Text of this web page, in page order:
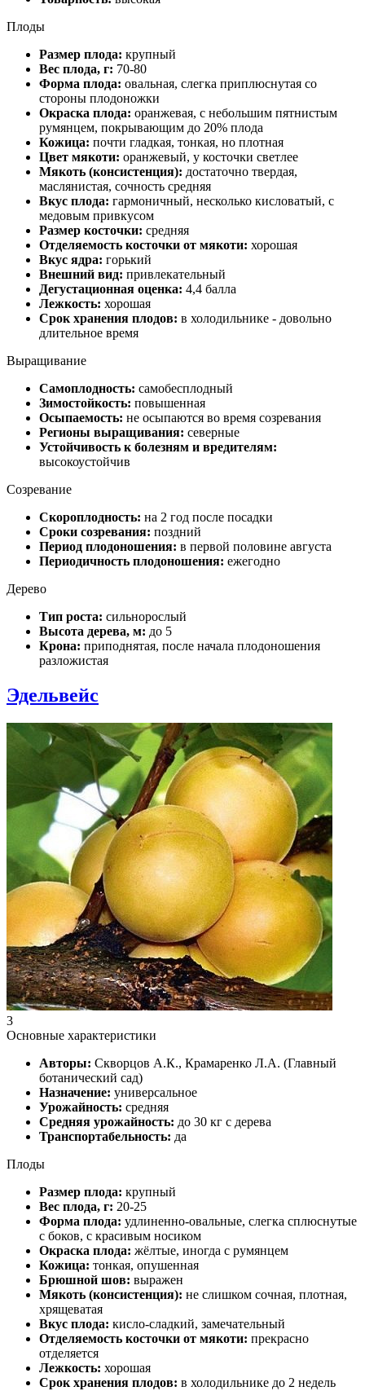
Плоды
Размер плода: крупный
Вес плода, г: 70-80
Форма плода: овальная, слегка приплюснутая со
стороны плодоножки
Окраска плода: оранжевая, с небольшим пятнистым
румянцем, покрывающим до 20% плода
Кожица: почти гладкая, тонкая, но плотная
Цвет мякоти: оранжевый, у косточки светлее
Мякоть (консистенция): достаточно твердая,
маслянистая, сочность средняя
Вкус плода: гармоничный, несколько кисловатый, с
медовым привкусом
Размер косточки: средняя
Отделяемость косточки от мякоти: хорошая
Вкус ядра: горький
Внешний вид: привлекательный
Дегустационная оценка: 4,4 балла
Лежкость: хорошая
Срок хранения плодов: в холодильнике - довольно
длительное время
Выращивание
Самоплодность: самобесплодный
Зимостойкость: повышенная
Осыпаемость: не осыпаются во время созревания
Регионы выращивания: северные
Устойчивость к болезням и вредителям:
высокоустойчив
Созревание
Скороплодность: на 2 год после посадки
Сроки созревания: поздний
Период плодоношения: в первой половине августа
Периодичность плодоношения: ежегодно
Дерево
Тип роста: сильнорослый
Высота дерева, м: до 5
Крона: приподнятая, после начала плодоношения
разложистая
Эдельвейс
3
Основные характеристики
Авторы: Скворцов А.К., Крамаренко Л.А. (Главный
ботанический сад)
Назначение: универсальное
Урожайность: средняя
Средняя урожайность: до 30 кг с дерева
Транспортабельность: да
Плоды
Размер плода: крупный
Вес плода, г: 20-25
Форма плода: удлиненно-овальные, слегка сплюснутые
с боков, с красивым носиком
Окраска плода: жёлтые, иногда с румянцем
Кожица: тонкая, опушенная
Брюшной шов: выражен
Мякоть (консистенция): не слишком сочная, плотная,
хрящеватая
Вкус плода: кисло-сладкий, замечательный
Отделяемость косточки от мякоти: прекрасно
отделяется
Лежкость: хорошая
Срок хранения плодов: в холодильнике до 2 недель